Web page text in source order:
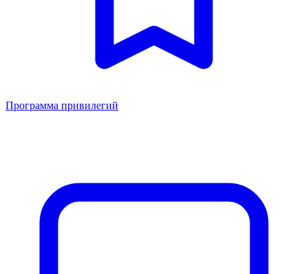
Программа привилегий